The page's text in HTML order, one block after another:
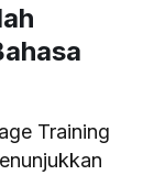
Training